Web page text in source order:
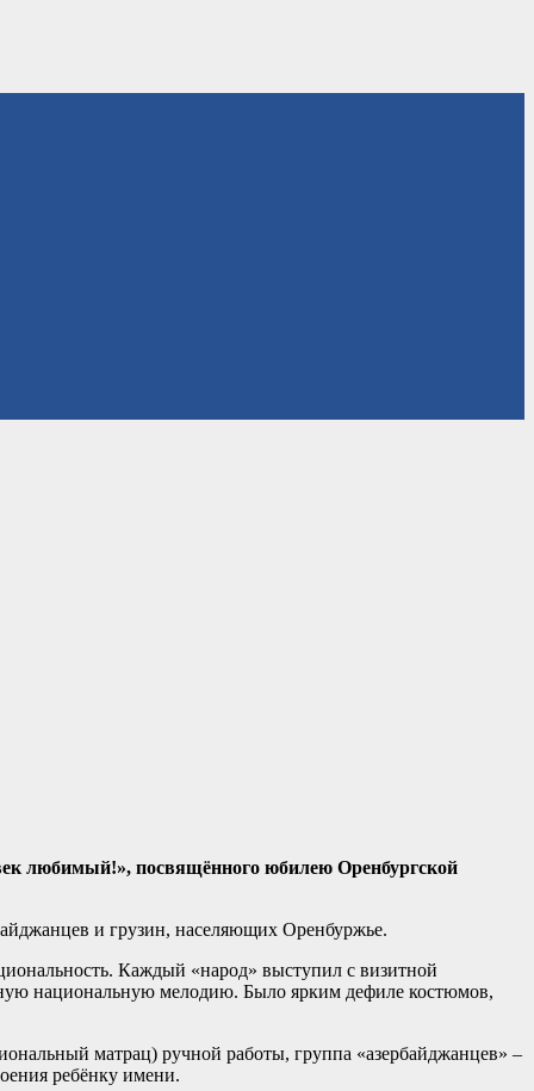
любимый!», посвящённого юбилею Оренбургской
и грузин, населяющих Оренбуржье.
Каждый «народ» выступил с визитной
национальную мелодию. Было ярким дефиле костюмов,
матрац) ручной работы, группа «азербайджанцев» –
ребёнку имени.